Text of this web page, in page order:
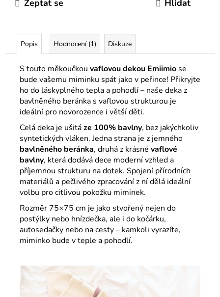
Zeptat se Hlídat
Popis Hodnocení (1) Diskuze
S touto měkoučkou vaflovou dekou Emiimio se
bude vašemu miminku spát jako v peřince! Přikryjte
ho do láskyplného tepla a pohodlí – naše deka z
bavlněného beránka s vaflovou strukturou je
ideální pro novorozence i větší děti.
Celá deka je ušitáze 100% bavlny, bez jakýchkoliv
syntetických vláken. Jedna strana je z jemného
bavlněného beránka, druhá z krásné vaflové
bavlny, která dodává dece moderní vzhled a
příjemnou strukturu na dotek. Spojení přírodních
materiálů a pečlivého zpracování z ní dělá ideální
volbu pro citlivou pokožku miminek.
Rozměr 75×75 cm je jako stvořený nejen do
postýlky nebo hnízdečka, ale i do kočárku,
autosedačky nebo na cesty – kamkoli vyrazíte,
miminko bude v teple a pohodlí.